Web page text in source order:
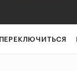
ПЕРЕКЛЮЧИТЬСЯ